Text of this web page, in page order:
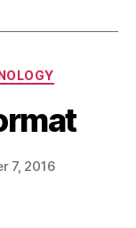
pemasaran
ads”
7, 2016